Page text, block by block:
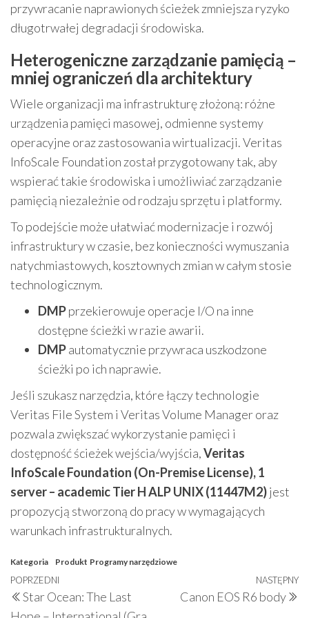
przywracanie naprawionych ścieżek zmniejsza ryzyko
długotrwałej degradacji środowiska.
Heterogeniczne zarządzanie pamięcią –
mniej ograniczeń dla architektury
Wiele organizacji ma infrastrukturę złożoną: różne
urządzenia pamięci masowej, odmienne systemy
operacyjne oraz zastosowania wirtualizacji. Veritas
InfoScale Foundation został przygotowany tak, aby
wspierać takie środowiska i umożliwiać zarządzanie
pamięcią niezależnie od rodzaju sprzętu i platformy.
To podejście może ułatwiać modernizacje i rozwój
infrastruktury w czasie, bez konieczności wymuszania
natychmiastowych, kosztownych zmian w całym stosie
technologicznym.
DMPprzekierowuje operacje I/O na inne
dostępne ścieżki w razie awarii.
DMPautomatycznie przywraca uszkodzone
ścieżki po ich naprawie.
Jeśli szukasz narzędzia, które łączy technologie
Veritas File System i Veritas Volume Manager oraz
pozwala zwiększać wykorzystanie pamięci i
dostępność ścieżek wejścia/wyjścia,Veritas
InfoScale Foundation (On-Premise License), 1
server – academic Tier H ALP UNIX (11447M2)jest
propozycją stworzoną do pracy w wymagających
warunkach infrastrukturalnych.
Kategoria Produkt Programy narzędziowe
Nawigacja
wpisu
Poprzedni
wpis
POPRZEDNI
Star Ocean: The Last
NASTĘPNY
Canon EOS R6 body